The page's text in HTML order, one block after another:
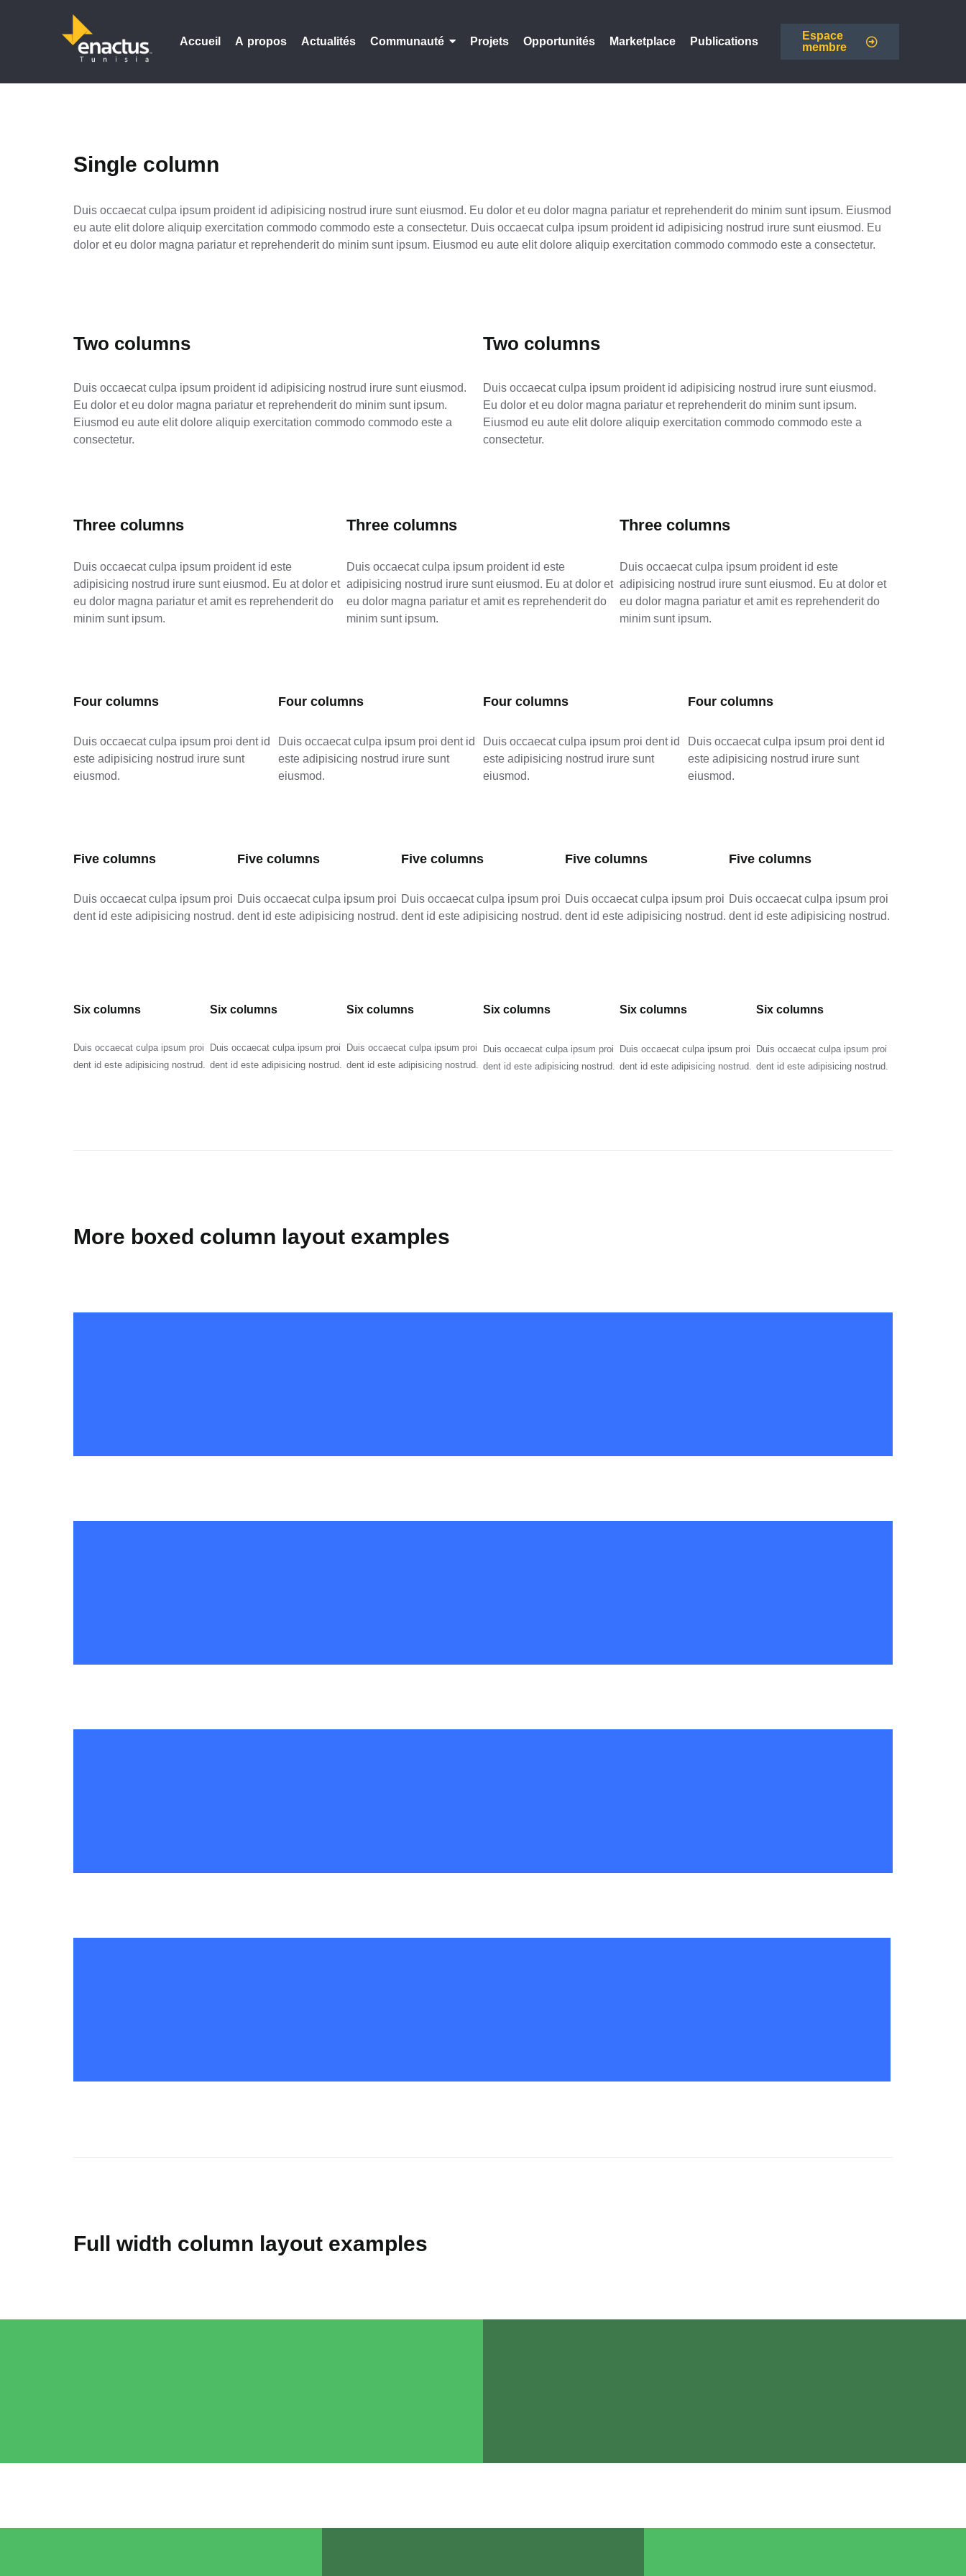
Accueil A propos Actualités Communauté Projets Opportunités Marketplace Publications
Espace
membre
Single column
Duis occaecat culpa ipsum proident id adipisicing nostrud irure sunt eiusmod. Eu dolor et eu dolor magna pariatur et reprehenderit do minim sunt ipsum. Eiusmod
eu aute elit dolore aliquip exercitation commodo commodo este a consectetur. Duis occaecat culpa ipsum proident id adipisicing nostrud irure sunt eiusmod. Eu
dolor et eu dolor magna pariatur et reprehenderit do minim sunt ipsum. Eiusmod eu aute elit dolore aliquip exercitation commodo commodo este a consectetur.
Two columns
Duis occaecat culpa ipsum proident id adipisicing nostrud irure sunt eiusmod.
Eu dolor et eu dolor magna pariatur et reprehenderit do minim sunt ipsum.
Eiusmod eu aute elit dolore aliquip exercitation commodo commodo este a
consectetur.
Two columns
Duis occaecat culpa ipsum proident id adipisicing nostrud irure sunt eiusmod.
Eu dolor et eu dolor magna pariatur et reprehenderit do minim sunt ipsum.
Eiusmod eu aute elit dolore aliquip exercitation commodo commodo este a
consectetur.
Three columns
Duis occaecat culpa ipsum proident id este
adipisicing nostrud irure sunt eiusmod. Eu at dolor et
eu dolor magna pariatur et amit es reprehenderit do
minim sunt ipsum.
Three columns
Duis occaecat culpa ipsum proident id este
adipisicing nostrud irure sunt eiusmod. Eu at dolor et
eu dolor magna pariatur et amit es reprehenderit do
minim sunt ipsum.
Three columns
Duis occaecat culpa ipsum proident id este
adipisicing nostrud irure sunt eiusmod. Eu at dolor et
eu dolor magna pariatur et amit es reprehenderit do
minim sunt ipsum.
Four columns
Duis occaecat culpa ipsum proi dent id
este adipisicing nostrud irure sunt
eiusmod.
Four columns
Duis occaecat culpa ipsum proi dent id
este adipisicing nostrud irure sunt
eiusmod.
Four columns
Duis occaecat culpa ipsum proi dent id
este adipisicing nostrud irure sunt
eiusmod.
Four columns
Duis occaecat culpa ipsum proi dent id
este adipisicing nostrud irure sunt
eiusmod.
Five columns
Duis occaecat culpa ipsum proi
dent id este adipisicing nostrud.
Five columns
Duis occaecat culpa ipsum proi
dent id este adipisicing nostrud.
Five columns
Duis occaecat culpa ipsum proi
dent id este adipisicing nostrud.
Five columns
Duis occaecat culpa ipsum proi
dent id este adipisicing nostrud.
Five columns
Duis occaecat culpa ipsum proi
dent id este adipisicing nostrud.
Six columns
Duis occaecat culpa ipsum proi
dent id este adipisicing nostrud.
Six columns
Duis occaecat culpa ipsum proi
dent id este adipisicing nostrud.
Six columns
Duis occaecat culpa ipsum proi
dent id este adipisicing nostrud.
Six columns
Duis occaecat culpa ipsum proi
dent id este adipisicing nostrud.
Six columns
Duis occaecat culpa ipsum proi
dent id este adipisicing nostrud.
Six columns
Duis occaecat culpa ipsum proi
dent id este adipisicing nostrud.
More boxed column layout examples
Full width column layout examples